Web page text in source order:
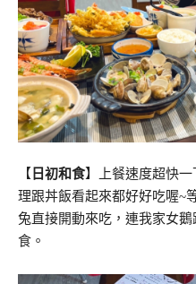
【 日初和食】上餐速度超快
理跟丼飯看起來都好好吃喔~
兔直接開動來吃，連我家女
食。